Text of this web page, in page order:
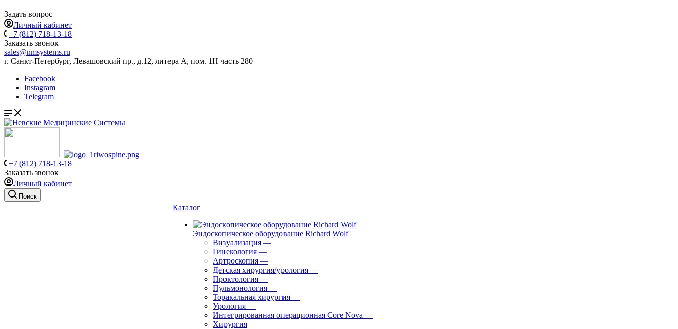
Задать вопрос
Личный кабинет
+7 (812) 718-13-18
Заказать звонок
sales@nmsystems.ru
г. Санкт-Петербург, Левашовский пр., д.12, литера А, пом. 1Н часть 280
Facebook
Instagram
Telegram
+7 (812) 718-13-18
Заказать звонок
Личный кабинет
Поиск
Каталог
Эндоскопическое оборудование Richard Wolf
Визуализация —
Гинекология —
Артроскопия —
Детская хирургия/урология —
Проктология —
Пульмонология —
Торакальная хирургия —
Урология —
Интегрированная операционная Core Nova —
Хирургия